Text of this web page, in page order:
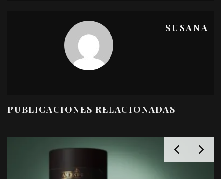
SUSANA
PUBLICACIONES RELACIONADAS